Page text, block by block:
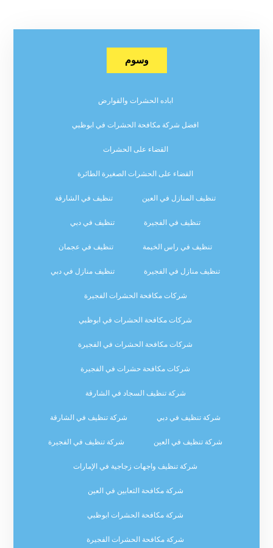
وسوم
اباده الحشرات والقوارض
افضل شركة مكافحة الحشرات في ابوظبي
القضاء على الحشرات
القضاء على الحشرات الصغيرة الطائرة
تنظيف المنازل في العين تنظيف في الشارقة
تنظيف في الفجيرة تنظيف في دبي
تنظيف في راس الخيمة تنظيف في عجمان
تنظيف منازل في الفجيرة تنظيف منازل في دبي
شركات مكافحة الحشرات الفجيرة
شركات مكافحة الحشرات في ابوظبي
شركات مكافحة الحشرات في الفجيرة
شركات مكافحة حشرات في الفجيرة
شركة تنظيف السجاد في الشارقة
شركة تنظيف في دبي شركة تنظيف في الشارقة
شركة تنظيف في العين شركة تنظيف في الفجيرة
شركة تنظيف واجهات زجاجية في الإمارات
شركة مكافحة الثعابين في العين
شركة مكافحة الحشرات ابوظبي
شركة مكافحة الحشرات الفجيرة